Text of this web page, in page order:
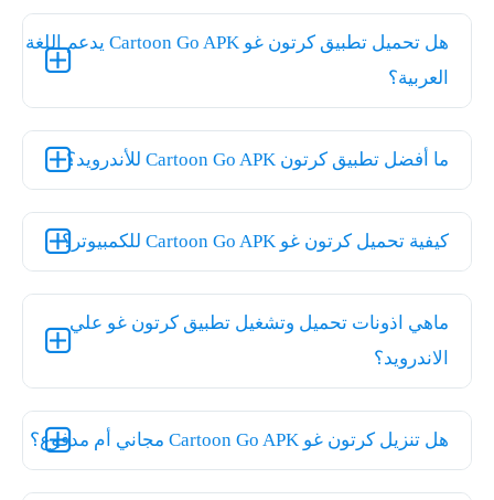
هل تحميل تطبيق كرتون غو Cartoon Go APK يدعم اللغة
العربية؟
ما أفضل تطبيق كرتون Cartoon Go APK للأندرويد؟
كيفية تحميل كرتون غو Cartoon Go APK للكمبيوتر؟
ماهي اذونات تحميل وتشغيل تطبيق كرتون غو علي
الاندرويد؟
هل تنزيل كرتون غو Cartoon Go APK مجاني أم مدفوع؟